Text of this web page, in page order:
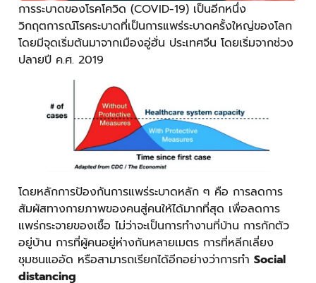
การระบาดของโรคโควิด (COVID-19) เป็นอีกหนึ่ง
วิกฤตการณ์โรคระบาดที่เป็นการแพร่ระบาดครั้งใหญ่ของโลก
โดยมีจุดเริ่มต้นมาจากเมืองอู่ฮั่น ประเทศจีน โดยเริ่มจากช่วง
ปลายปี ค.ศ. 2019
โดยหลักการป้องกันการแพร่ระบาดหลัก ๆ คือ การลดการ
สัมผัสทางกายภาพของคนสู่คนให้ได้มากที่สุด เพื่อลดการ
แพร่กระจายของเชื้อ ไม่ว่าจะเป็นการทำงานที่บ้าน การกักตัว
อยู่บ้าน การที่ผู้คนอยู่ห่างกันหลายเมตร การที่หลีกเลี่ยง
ชุมชนแออัด หรือสามารถเรียกได้อีกอย่างว่าการทำ Social
distancing